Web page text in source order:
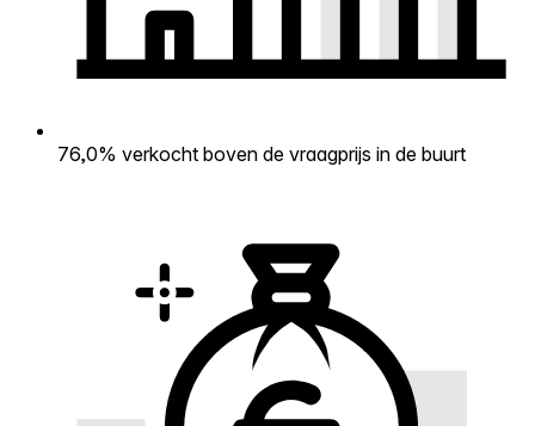
76,0% verkocht boven de vraagprijs in de buurt